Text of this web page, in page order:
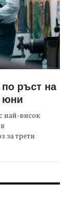
ръст на
юни
най-висок
за трети